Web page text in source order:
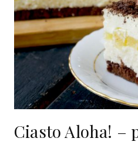
Ciasto Aloha! –